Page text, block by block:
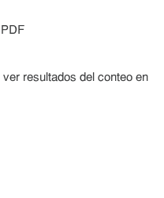
resultados del conteo en